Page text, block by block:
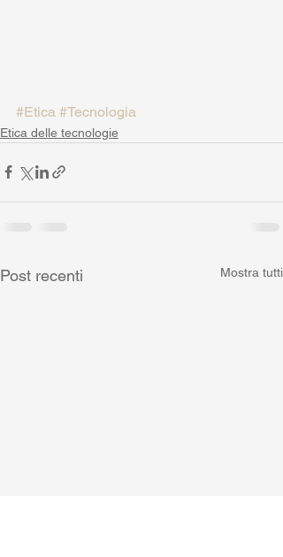
#Etica #Tecnologia
Etica delle tecnologie
Post recenti Mostra tutti